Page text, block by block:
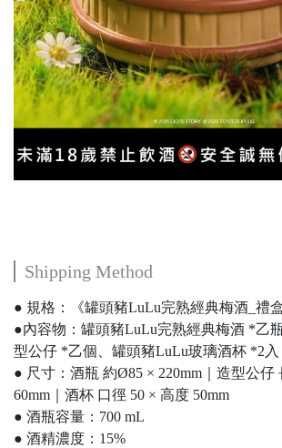
Shipping Method
● 規格：《罐頭豬LuLu完熟經典梅酒_禮盒
●內容物：罐頭豬LuLu完熟經典梅酒 *乙
型公仔 *乙個、罐頭豬LuLu玻璃酒杯 *2入
● 尺寸：酒瓶 約Ø85 × 220mm｜造型公仔
60mm｜酒杯 口徑 50 × 高度 50mm
● 酒瓶容量：700 mL
● 酒精濃度：15%